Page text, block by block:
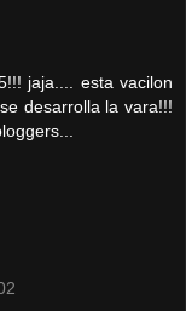
jaja.... esta vacilon
desarrolla la vara!!!